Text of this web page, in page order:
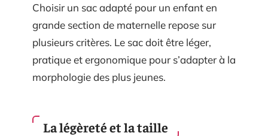
Choisir un sac adapté pour un enfant en
grande section de maternelle repose sur
plusieurs critères. Le sac doit être léger,
pratique et ergonomique pour s’adapter à la
morphologie des plus jeunes.
La légèreté et la taille